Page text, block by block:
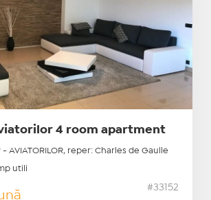
4 room apartment
AVIATORILOR, reper: Charles de Gaulle
utili
#33152